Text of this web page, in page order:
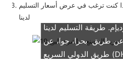
كنت ترغب في عرض أسعار التسليم
طريقة التسليم لدينا
طريق بحرا، جوا، عن
طريق الدولي السريع (DHL، UPS،